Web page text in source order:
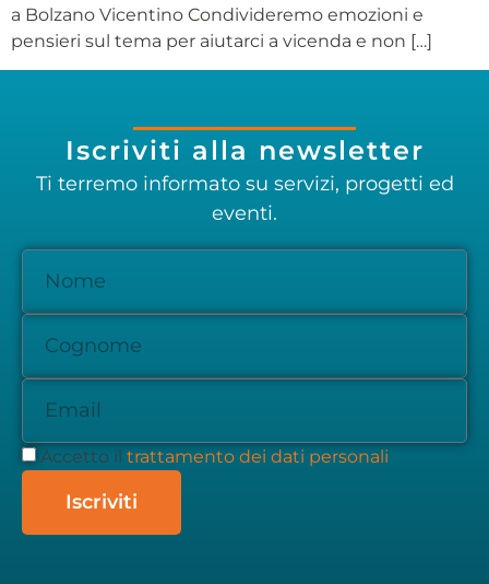
a Bolzano Vicentino Condivideremo emozioni e
pensieri sul tema per aiutarci a vicenda e non […]
Iscriviti alla newsletter
Ti terremo informato su servizi, progetti ed
eventi.
Accetto il trattamento dei dati personali
Iscriviti